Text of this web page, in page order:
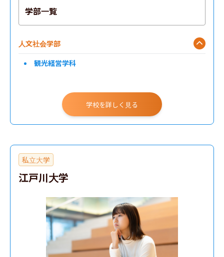
学部一覧
人文社会学部
観光経営学科
学校を詳しく見る
私立大学
江戸川大学